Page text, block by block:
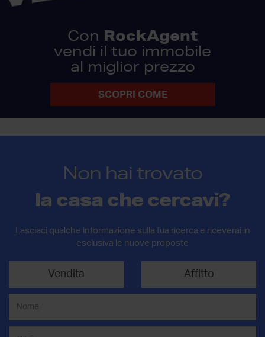
Con RockAgent
vendi il tuo immobile
al miglior prezzo
SCOPRI COME
Non hai trovato
la casa che cercavi?
Lasciaci qualche informazione sulla tua ricerca e riceverai in
esclusiva le nuove proposte
Vendita Affitto